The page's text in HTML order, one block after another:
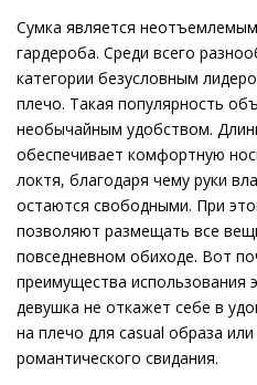
Сумка является
гардероба. Среди всего
категории безусловным
плечо. Такая популярность
необычайным удобством.
обеспечивает комфортную
локтя, благодаря чему руки
остаются свободными. При
позволяют размещать все
повседневном обиходе. Вот
преимущества использования
девушка не откажет себе в
на плечо для casual образа
романтического свидания.